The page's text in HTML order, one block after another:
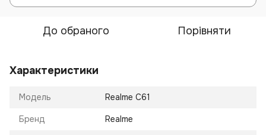
До обраного Порівняти
Характеристики
Модель Realme C61
Бренд Realme